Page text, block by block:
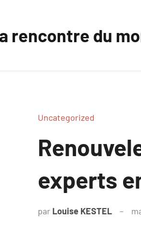
rencontre du
Uncategorized
experts
par Louise KESTEL